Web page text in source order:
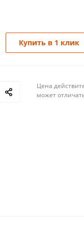
Купить в 1 клик
Цена
может